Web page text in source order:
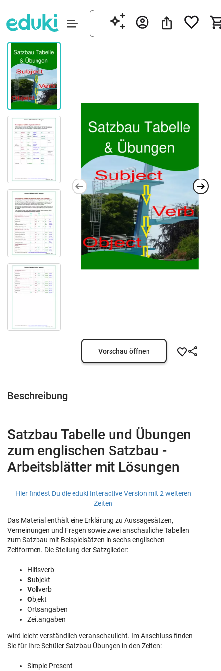
Vorschau öffnen
Beschreibung
Satzbau Tabelle und Übungen
zum englischen Satzbau -
Arbeitsblätter mit Lösungen
Hier findest Du die eduki Interactive Version mit 2 weiteren
Zeiten
Das Material enthält eine Erklärung zu Aussagesätzen,
Verneinungen und Fragen sowie zwei anschauliche Tabellen
zum Satzbau mit Beispielsätzen in sechs englischen
Zeitformen. Die Stellung der Satzglieder:
Hilfsverb
Subjekt
Vollverb
Objekt
Ortsangaben
Zeitangaben
wird leicht verständlich veranschaulicht. Im Anschluss finden
Sie für Ihre Schüler Satzbau Übungen in den Zeiten:
Simple Present